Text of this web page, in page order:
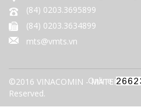
(84) 0203.3695899
(84) 0203.3634899
mts@vmts.vn
©2016 VINACOMIN - MATERIALS
Reserved.
Online: